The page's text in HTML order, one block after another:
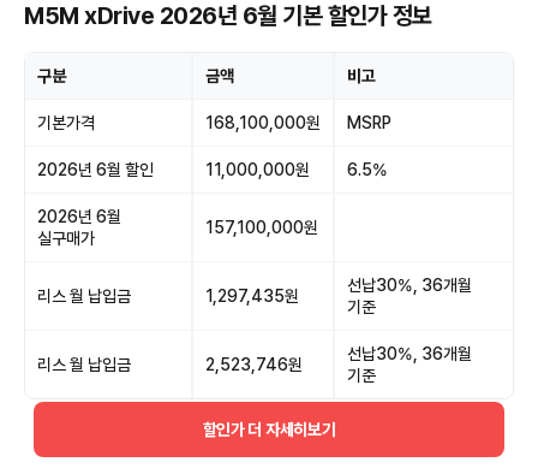
M5M xDrive 2026년 6월 기본 할인가 정보
구분 금액 비고
기본가격 168,100,000원 MSRP
2026년 6월 할인 11,000,000원 6.5%
2026년 6월
실구매가
157,100,000원
리스 월 납입금 1,297,435원
선납30%, 36개월
기준
리스 월 납입금 2,523,746원
선납30%, 36개월
기준
할인가 더 자세히보기